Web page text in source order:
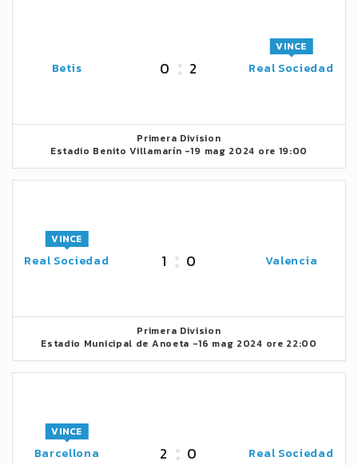
Betis 0 2 Real Sociedad
VINCE
Primera Division
Estadio Benito Villamarín -19 mag 2024 ore 19:00
Real Sociedad
VINCE
1 0 Valencia
Primera Division
Estadio Municipal de Anoeta -16 mag 2024 ore 22:00
Barcellona
VINCE
2 0 Real Sociedad